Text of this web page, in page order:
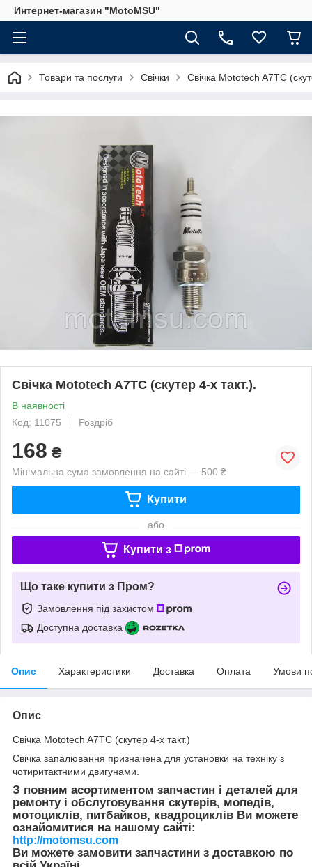
Интернет-магазин "MotoMSU"
Товари та послуги Свічки Свічка Mototech A7TC
Свічка Mototech A7TC (скутер 4-х такт.).
В наявності
Код: 11075
Роздріб
168 ₴
Мінімальна сума замовлення на сайті — 500 ₴
Купити
або
Купити з
Що таке купити з Пром?
Замовлення під захистом
Доступна доставка
Опис Характеристики Доставка Оплата Умови
Опис
Свічка Mototech A7TC (скутер 4-х такт.)
Свічка запалювання призначена для установки на техніку з
чотиритактними двигунами.
З повним асортиментом запчастин і деталей для
ремонту і обслуговування скутерів, мопедів,
мотоциклів, питбайков, квадроциклів Ви можете
ознайомитися на нашому сайті:
http://motomsu.com
Ви можете замовити запчастини з доставкою по